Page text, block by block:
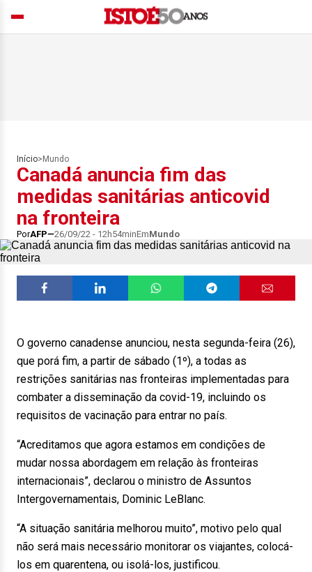
Início> Mundo
Canadá anuncia fim das
medidas sanitárias anticovid
na fronteira
PorAFP 26/09/22 - 12h54minEmMundo
O governo canadense anunciou, nesta segunda-feira (26),
que porá fim, a partir de sábado (1º), a todas as
restrições sanitárias nas fronteiras implementadas para
combater a disseminação da covid-19, incluindo os
requisitos de vacinação para entrar no país.
“Acreditamos que agora estamos em condições de
mudar nossa abordagem em relação às fronteiras
internacionais”, declarou o ministro de Assuntos
Intergovernamentais, Dominic LeBlanc.
“A situação sanitária melhorou muito”, motivo pelo qual
não será mais necessário monitorar os viajantes, colocá-
los em quarentena, ou isolá-los, justificou.